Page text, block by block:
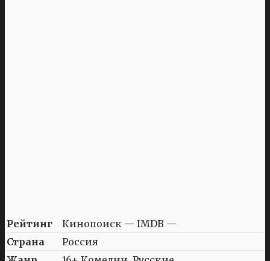
Рейтинг
Кинопоиск — IMDB —
Страна
Россия